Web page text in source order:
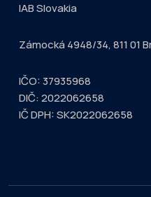
IAB Slovakia
Zámocká 4948/34, 811 01
IČO: 37935968
DIČ: 2022062658
IČ DPH: SK2022062658